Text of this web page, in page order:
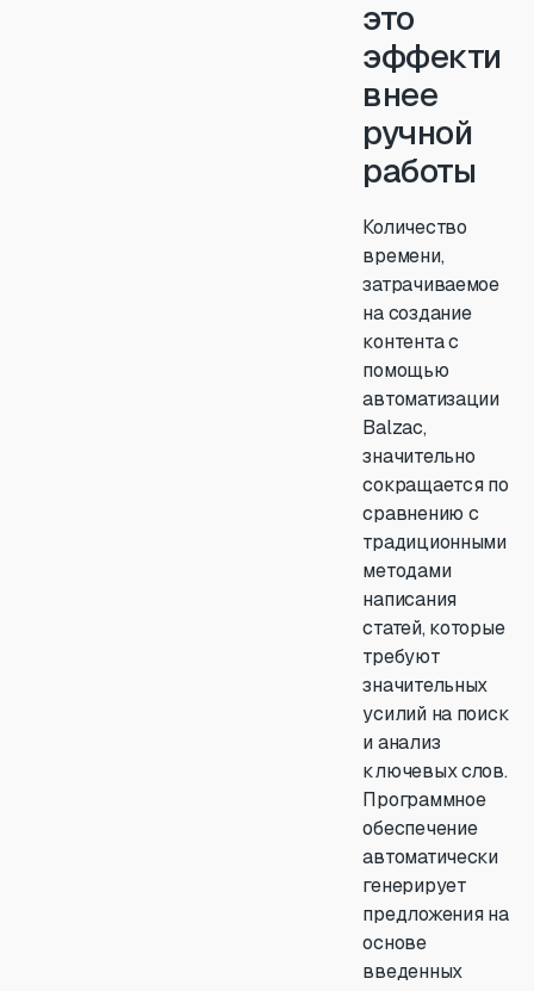
это
эффекти
внее
ручной
работы
Количество
времени,
затрачиваемое
на создание
контента с
помощью
автоматизации
Balzac,
значительно
сокращается по
сравнению с
традиционными
методами
написания
статей, которые
требуют
значительных
усилий на поиск
и анализ
ключевых слов.
Программное
обеспечение
автоматически
генерирует
предложения на
основе
введенных